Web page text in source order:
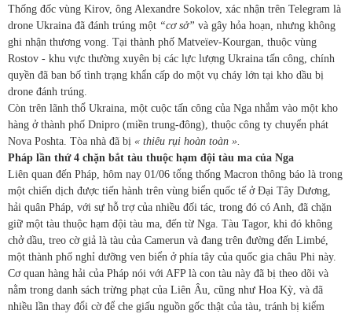
Thống đốc vùng Kirov, ông Alexandre Sokolov, xác nhận trên Telegram là
drone Ukraina đã đánh trúng một “cơ sở” và gây hỏa hoạn, nhưng không
ghi nhận thương vong. Tại thành phố Matveïev-Kourgan, thuộc vùng
Rostov - khu vực thường xuyên bị các lực lượng Ukraina tấn công, chính
quyền đã ban bố tình trạng khẩn cấp do một vụ cháy lớn tại kho dầu bị
drone đánh trúng.
Còn trên lãnh thổ Ukraina, một cuộc tấn công của Nga nhắm vào một kho
hàng ở thành phố Dnipro (miền trung-đông), thuộc công ty chuyển phát
Nova Poshta. Tòa nhà đã bị « thiêu rụi hoàn toàn ».
Pháp lần thứ 4 chặn bắt tàu thuộc hạm đội tàu ma của Nga
Liên quan đến Pháp, hôm nay 01/06 tổng thống Macron thông báo là trong
một chiến dịch được tiến hành trên vùng biển quốc tế ở Đại Tây Dương,
hải quân Pháp, với sự hỗ trợ của nhiều đối tác, trong đó có Anh, đã chặn
giữ một tàu thuộc hạm đội tàu ma, đến từ Nga. Tàu Tagor, khi đó không
chở dầu, treo cờ giả là tàu của Camerun và đang trên đường đến Limbé,
một thành phố nghỉ dưỡng ven biển ở phía tây của quốc gia châu Phi này.
Cơ quan hàng hải của Pháp nói với AFP là con tàu này đã bị theo dõi và
nằm trong danh sách trừng phạt của Liên Âu, cũng như Hoa Kỳ, và đã
nhiều lần thay đổi cờ để che giấu nguồn gốc thật của tàu, tránh bị kiểm